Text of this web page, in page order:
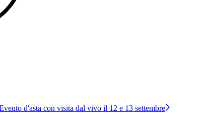
d'asta con visita dal vivo il 12 e 13 settembre